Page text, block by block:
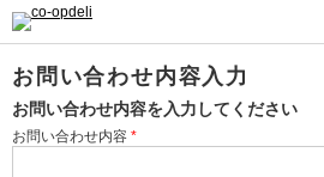
お問い合わせ内容入力
お問い合わせ内容を入力してください
お問い合わせ内容 *